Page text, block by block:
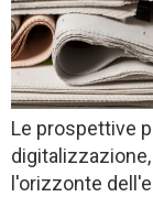
Le prospettive
l'orizzonte